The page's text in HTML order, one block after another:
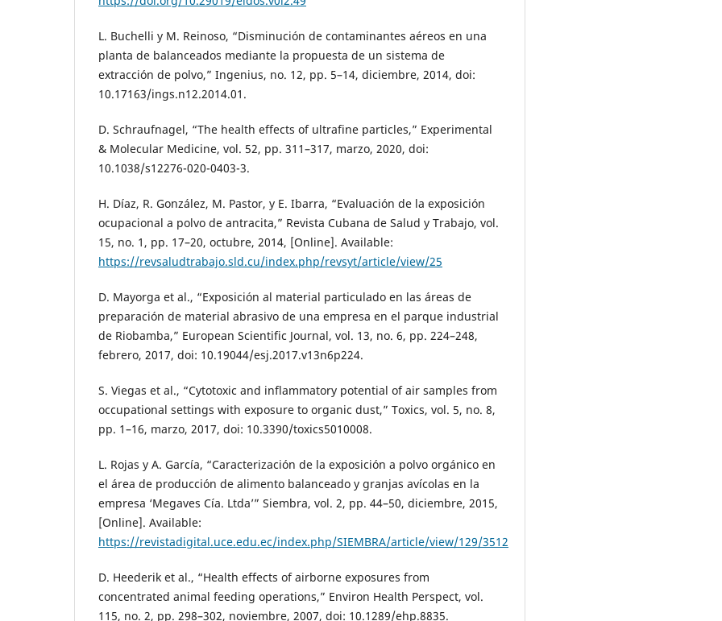
L. Buchelli y M. Reinoso, “Disminución de contaminantes aéreos en una
planta de balanceados mediante la propuesta de un sistema de
extracción de polvo,” Ingenius, no. 12, pp. 5–14, diciembre, 2014, doi:
10.17163/ings.n12.2014.01.
D. Schraufnagel, “The health effects of ultrafine particles,” Experimental
& Molecular Medicine, vol. 52, pp. 311–317, marzo, 2020, doi:
10.1038/s12276-020-0403-3.
H. Díaz, R. González, M. Pastor, y E. Ibarra, “Evaluación de la exposición
ocupacional a polvo de antracita,” Revista Cubana de Salud y Trabajo, vol.
15, no. 1, pp. 17–20, octubre, 2014, [Online]. Available:
https://revsaludtrabajo.sld.cu/index.php/revsyt/article/view/25
D. Mayorga et al., “Exposición al material particulado en las áreas de
preparación de material abrasivo de una empresa en el parque industrial
de Riobamba,” European Scientific Journal, vol. 13, no. 6, pp. 224–248,
febrero, 2017, doi: 10.19044/esj.2017.v13n6p224.
S. Viegas et al., “Cytotoxic and inflammatory potential of air samples from
occupational settings with exposure to organic dust,” Toxics, vol. 5, no. 8,
pp. 1–16, marzo, 2017, doi: 10.3390/toxics5010008.
L. Rojas y A. García, “Caracterización de la exposición a polvo orgánico en
el área de producción de alimento balanceado y granjas avícolas en la
empresa ‘Megaves Cía. Ltda’” Siembra, vol. 2, pp. 44–50, diciembre, 2015,
[Online]. Available:
https://revistadigital.uce.edu.ec/index.php/SIEMBRA/article/view/129/3512
D. Heederik et al., “Health effects of airborne exposures from
concentrated animal feeding operations,” Environ Health Perspect, vol.
115, no. 2, pp. 298–302, noviembre, 2007, doi: 10.1289/ehp.8835.